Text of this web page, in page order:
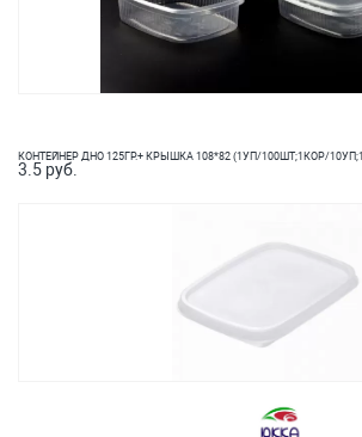
КОНТЕЙНЕР ДНО 125ГР.+ КРЫШКА 108*82 (1УП/100ШТ;1КОР/
3.5 руб.